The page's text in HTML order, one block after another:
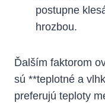
postupne
hrozbou.
Ďalším faktorom
sú **teplotné a
‍preferujú ⁢teploty